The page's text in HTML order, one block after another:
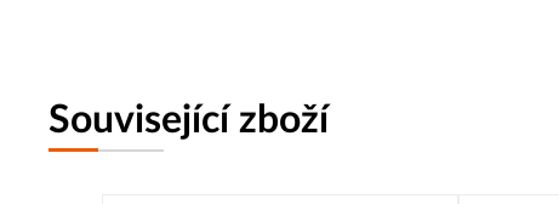
Související zboží